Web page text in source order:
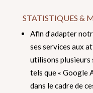
STATISTIQUES &
Afin d’adapter
ses services aux
utilisons plusieurs
tels que « Google
dans le cadre de